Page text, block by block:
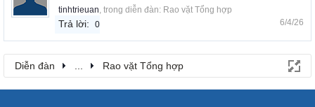
tinhtrieuan, trong diễn đàn: Rao vặt Tổng hợp
Trả lời: 0 6/4/26
Diễn đàn Rao vặt Tổng hợp